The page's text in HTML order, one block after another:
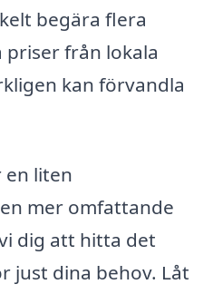
begära flera
från lokala
kan förvandla
en liten
mer omfattande
dig att hitta det
just dina behov. Låt